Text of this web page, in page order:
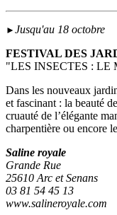
► Jusqu'au 18 octobre
FESTIVAL DES
"LES INSECTES : LE
Dans les nouveaux
et fascinant : la beauté
cruauté de l’élégante
charpentière ou encore
Saline royale
Grande Rue
25610 Arc et Senans
03 81 54 45 13
www.salineroyale.com